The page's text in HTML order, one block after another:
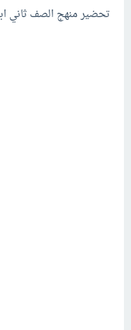
تحضير منهج الصف ثاني